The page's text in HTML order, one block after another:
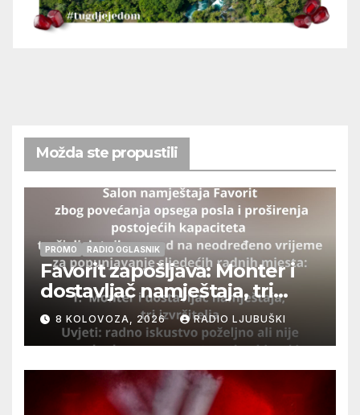
Možda ste propustili
PROMO RADIO OGLASNIK
Favorit zapošljava: Monter i
dostavljač namještaja, tri
izvršitelja
8 KOLOVOZA, 2026 RADIO LJUBUŠKI